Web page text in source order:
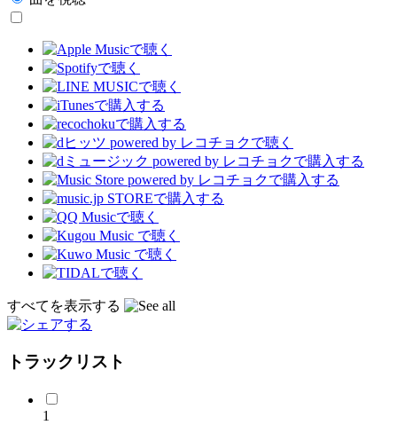
すべてを表示する
トラックリスト
1